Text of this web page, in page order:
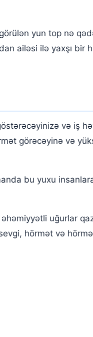
yun top nə
ailəsi ilə yaxşı bir
və iş
görəcəyinə və
bu yuxu
uğurlar
hörmət və